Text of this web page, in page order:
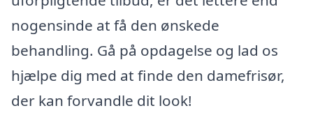
nogensinde at få den ønskede
behandling. Gå på opdagelse og lad os
hjælpe dig med at finde den damefrisør,
der kan forvandle dit look!